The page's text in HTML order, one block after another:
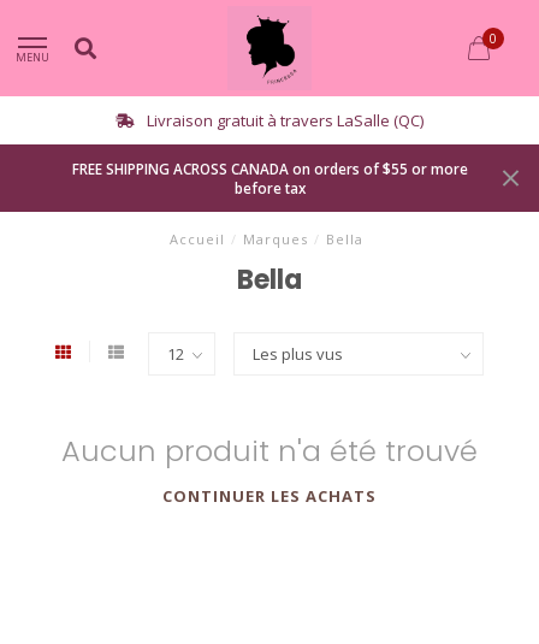
MENU
0
Livraison gratuit à travers LaSalle (QC)
FREE SHIPPING ACROSS CANADA on orders of $55 or more
before tax
Accueil / Marques / Bella
Bella
Aucun produit n'a été trouvé
CONTINUER LES ACHATS